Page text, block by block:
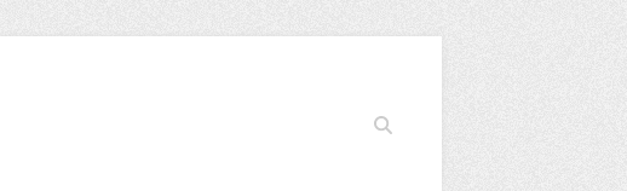
Buscar